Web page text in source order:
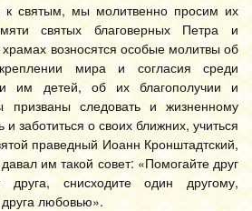
святым, мы молитвенно просим их
святых благоверных Петра и
возносятся особые молитвы об
мира и согласия среди
им детей, об их благополучии и
призваны следовать и жизненному
заботиться о своих ближних, учиться
праведный Иоанн Кронштадтский,
им такой совет: «Помогайте друг
друга, снисходите один другому,
любовью».